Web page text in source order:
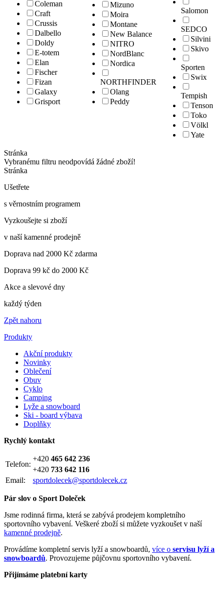
Coleman
Craft
Crussis
Dalbello
Doldy
E-totem
Elan
Fischer
Fizan
Galaxy
Grisport
Mizuno
Moira
Montane
New Balance
NITRO
NordBlanc
Nordica
NORTHFINDER
Olang
Peddy
Salomon
SEDCO
Silvini
Skivo
Sporten
Swix
Tempish
Tenson
Toko
Völkl
Yate
Stránka
Vybranému filtru neodpovídá žádné zboží!
Stránka
Ušetřete
s věrnostním programem
Vyzkoušejte si zboží
v naší kamenné prodejně
Doprava nad 2000 Kč zdarma
Doprava 99 kč do 2000 Kč
Akce a slevové dny
každý týden
Zpět nahoru
Produkty
Akční produkty
Novinky
Oblečení
Obuv
Cyklo
Camping
Lyže a snowboard
Ski - board výbava
Doplňky
Rychlý kontakt
Telefon:
+420 465 642 236
+420 733 642 116
Email:
sportdolecek@sportdolecek.cz
Pár slov o Sport Doleček
Jsme rodinná firma, která se zabývá prodejem kompletního
sportovního vybavení. Veškeré zboží si můžete vyzkoušet v naší
kamenné prodejně.
Provádíme kompletní servis lyží a snowboardů, více o servisu lyží a
snowboardů. Provozujeme půjčovnu sportovního vybavení.
Přijímáme platební karty